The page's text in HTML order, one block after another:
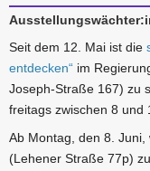
Seit dem 12. Mai ist die
entdecken“ im
Joseph-Straße 167) zu
freitags zwischen 8 und
Ab Montag, den 8. Juni,
(Lehener Straße 77p)